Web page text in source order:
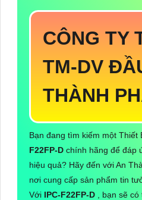
CÔNG TY
TM-DV
THÀNH
Bạn đang tìm kiếm một Thiết
F22FP-D chính hãng để đáp
hiệu quả? Hãy đến với An
nơi cung cấp sản phẩm tin
Với IPC-F22FP-D
, bạn sẽ